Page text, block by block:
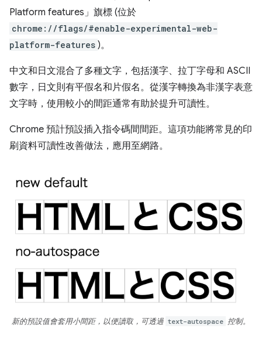
Platform features」 旗標 (位於
chrome://flags/#enable-experimental-web-
platform-features )。
中文和日文混合了多種文字，包括漢字、拉丁字母和 ASCII
數字，日文則有平假名和片假名。從漢字轉換為非漢字表意
文字時，使用較小的間距通常有助於提升可讀性。
Chrome 預計預設插入指令碼間間距。這項功能將常見的印
刷資料可讀性改善做法，應用至網路。
新的預設值會套用小間距，以便讀取，可透過 text-autospace 控制。